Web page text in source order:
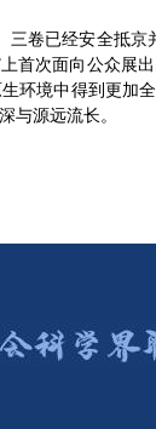
卷已经安全抵
次面向公众展
环境中得到更加
与源远流长。